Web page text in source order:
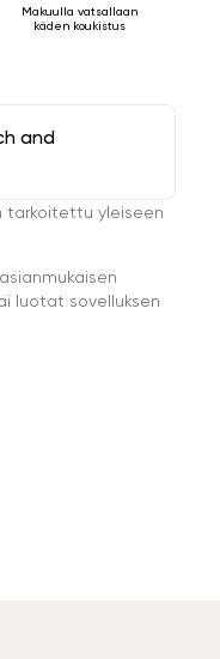
Makuulla vatsallaan
käden koukistus
and
tarkoitettu yleiseen
luotat sovelluksen